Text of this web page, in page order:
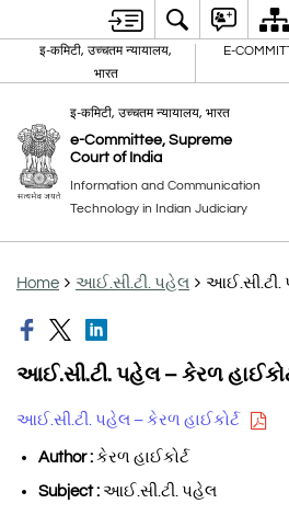
इ-कमिटी, उच्चतम न्यायालय,
भारत
E-
इ-कमिटी, उच्चतम न्यायालय, भारत
e-Committee, Supreme
Court of India
Information and Communication
Technology in Indian Judiciary
Home આઈ.સી.ટી. પહેલ આઈ.સી.ટી.
આઈ.સી.ટી. પહેલ – કેરળ
આઈ.સી.ટી. પહેલ – કેરળ હાઈકોર્ટ
Author : કેરળ હાઈકોર્ટ
Subject : આઈ.સી.ટી. પહેલ